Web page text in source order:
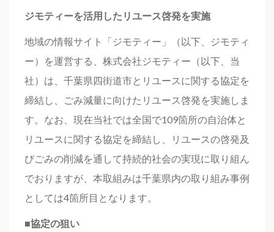
ジモティーを活用したリユース啓発を実施
地域の情報サイト「ジモティー」（以下、ジモティ
ー）を運営する、株式会社ジモティー（以下、当
社）は、千葉県四街道市とリユースに関する協定を
締結し、ごみ減量に向けたリユース啓発を実施しま
す。なお、現在当社では全国で109箇所の自治体と
リユースに関する協定を締結し、リユースの啓発及
びごみの削減を通して持続的社会の実現に取り組ん
でおりますが、本取組みは千葉県内の取り組み事例
としては4箇所目となります。
■協定の狙い